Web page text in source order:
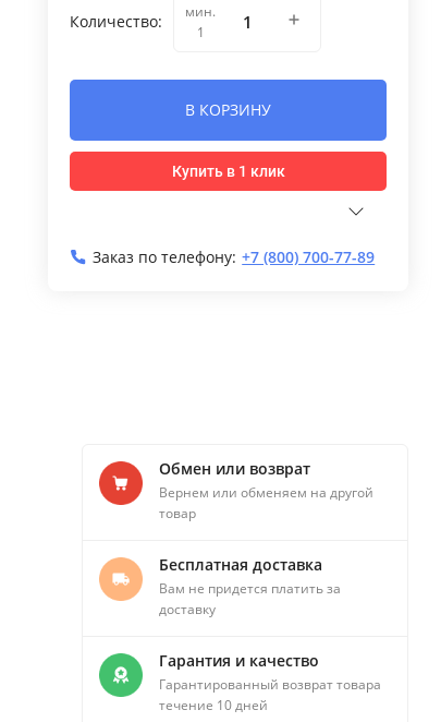
Количество:
мин.
1
В КОРЗИНУ
Купить в 1 клик
Заказ по телефону: +7 (800) 700-77-89
Обмен или возврат
Вернем или обменяем на другой
товар
Бесплатная доставка
Вам не придется платить за
доставку
Гарантия и качество
Гарантированный возврат товара
течение 10 дней